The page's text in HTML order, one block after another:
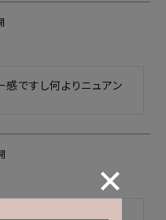
感ですし何よりニュアン